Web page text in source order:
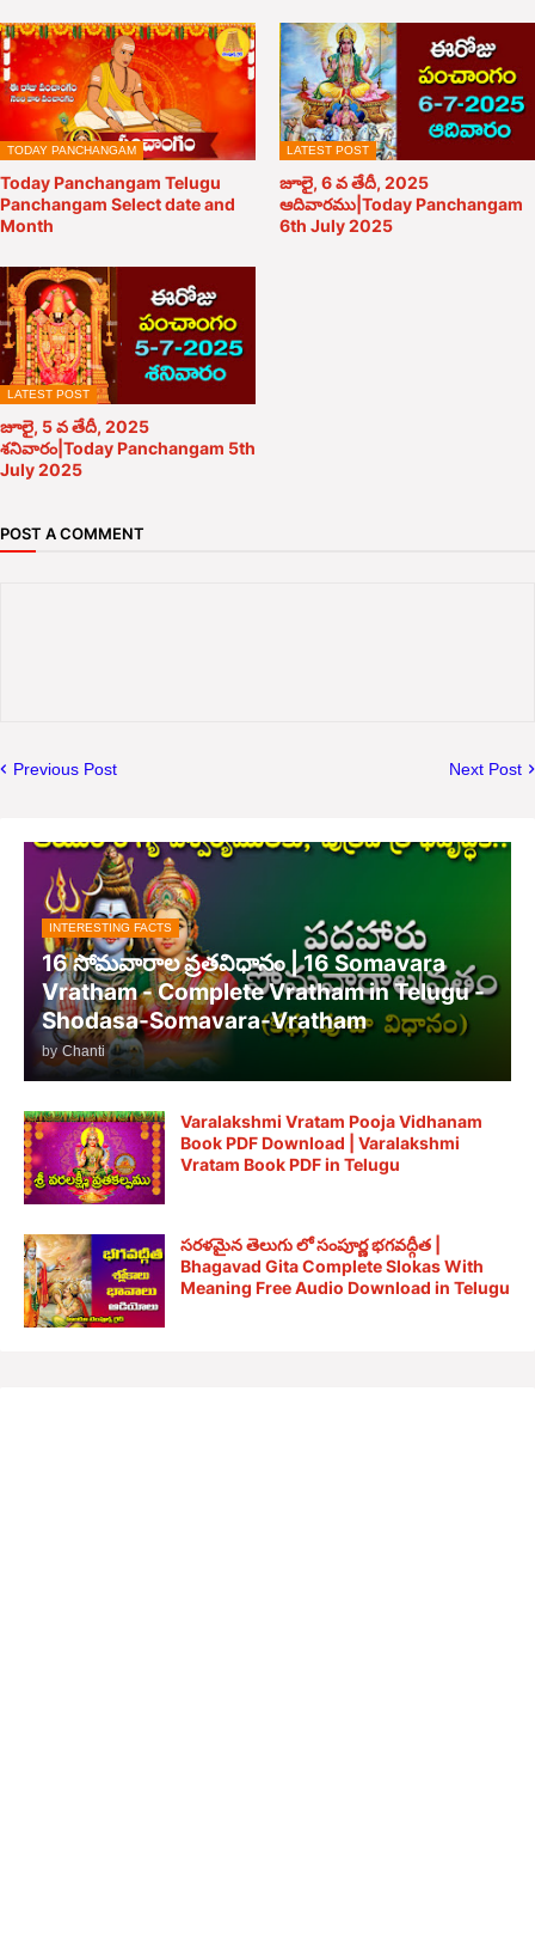
TODAY PANCHANGAM
Today Panchangam Telugu
Panchangam Select date and
Month
LATEST POST
జూలై, 6 వ తేదీ, 2025
ఆదివారము|Today Panchangam
6th July 2025
LATEST POST
జూలై, 5 వ తేదీ, 2025
శనివారం|Today Panchangam 5th
July 2025
POST A COMMENT
Previous Post Next Post
INTERESTING FACTS
16 సోమవారాల వ్రతవిధానం | 16 Somavara
Vratham - Complete Vratham in Telugu -
Shodasa-Somavara-Vratham
by Chanti
Varalakshmi Vratam Pooja Vidhanam
Book PDF Download | Varalakshmi
Vratam Book PDF in Telugu
సరళమైన తెలుగు లో సంపూర్ణ భగవద్గీత |
Bhagavad Gita Complete Slokas With
Meaning Free Audio Download in Telugu